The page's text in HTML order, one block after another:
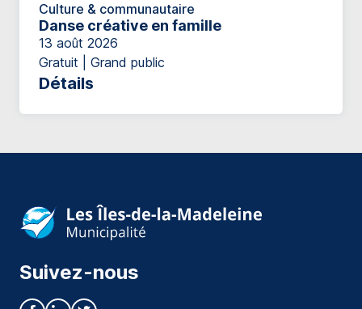
Culture & communautaire
Danse créative en famille
13 août 2026
Gratuit | Grand public
Détails
Suivez-nous